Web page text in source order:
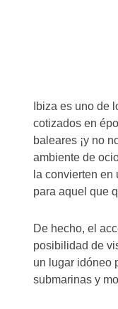
Ibiza es uno de
cotizados en
baleares ¡y no
ambiente de
la convierten
para aquel que
De hecho, el
posibilidad de
un lugar idóneo
submarinas y